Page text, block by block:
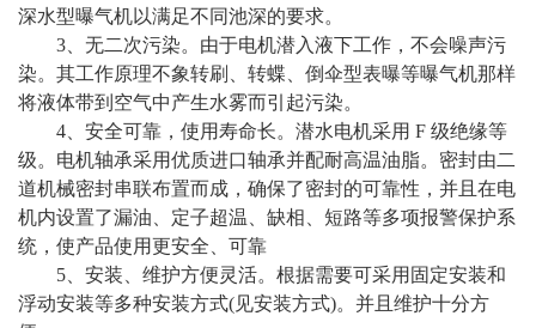
深水型曝气机以满足不同池深的要求。
3、无二次污染。由于电机潜入液下工作，不会噪声污
染。其工作原理不象转刷、转蝶、倒伞型表曝等曝气机那样
将液体带到空气中产生水雾而引起污染。
4、安全可靠，使用寿命长。潜水电机采用 F 级绝缘等
级。电机轴承采用优质进口轴承并配耐高温油脂。密封由二
道机械密封串联布置而成，确保了密封的可靠性，并且在电
机内设置了漏油、定子超温、缺相、短路等多项报警保护系
统，使产品使用更安全、可靠
5、安装、维护方便灵活。根据需要可采用固定安装和
浮动安装等多种安装方式(见安装方式)。并且维护十分方